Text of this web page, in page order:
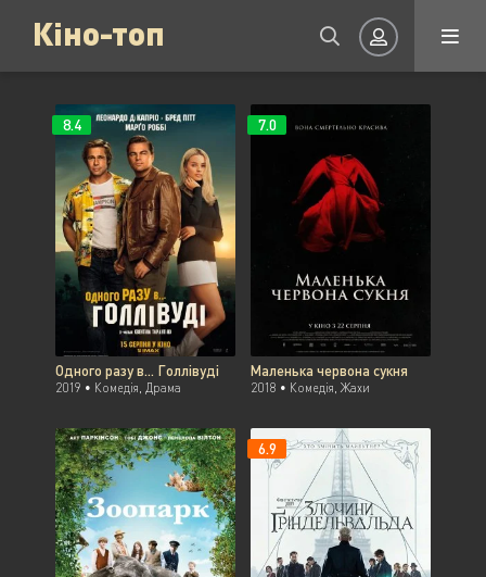
Кіно-топ
Авторизація
Запам'ятати
УВІЙТИ НА САЙТ
Або увійти через
Одного разу в... Голлiвудi
2019 • Комедія, Драма
8.4
Маленька червона сукня
2018 • Комедія, Жахи
7.0
6.9